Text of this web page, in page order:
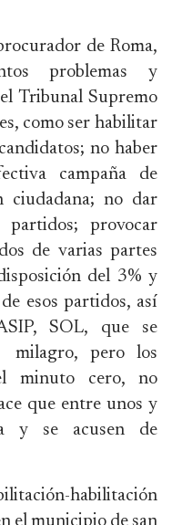
de Roma,
problemas y
Tribunal Supremo
como ser habilitar
no haber
campaña de
ciudadana; no dar
partidos; provocar
de varias partes
del 3% y
esos partidos, así
SOL, que se
milagro, pero los
minuto cero, no
que entre unos y
y se acusen de
habilitación
el municipio de san